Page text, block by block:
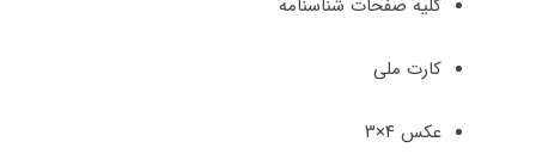
کارت ملی
عکس ۴×۳